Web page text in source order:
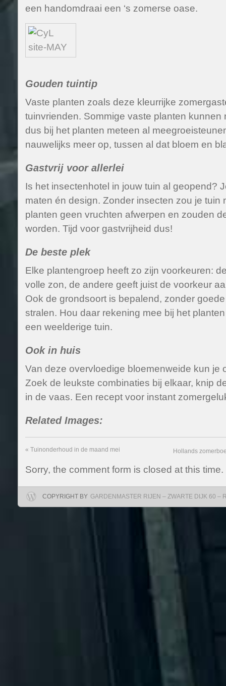
een handomdraai een ‘s zomerse oase.
Gouden tuintip
Vaste planten zoals deze kleurrijke
tuinvrienden. Sommige vaste planten kunnen
dus bij het planten meteen al
nauwelijks meer op, tussen al dat bloem en
Gastvrij voor allerlei
Is het insectenhotel in jouw tuin al geopend?
maten én design. Zonder insecten zou je tuin
planten geen vruchten afwerpen en zouden
worden. Tijd voor gastvrijheid dus!
De beste plek
Elke plantengroep heeft zo zijn voorkeuren:
volle zon, de andere geeft juist de voorkeur
Ook de grondsoort is bepalend, zonder
stralen. Hou daar rekening mee bij het
een weelderige tuin.
Ook in huis
Van deze overvloedige bloemenweide kun je
Zoek de leukste combinaties bij elkaar, knip
in de vaas. Een recept voor instant
Related Images:
« Tuinonderhoud in de maand mei Hollands
Sorry, the comment form is closed at this time.
COPYRIGHT BY GARDENMASTER RIJEN – ZWARTE DIJK 60 –